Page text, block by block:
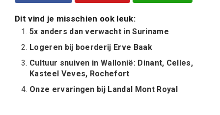
Dit vind je misschien ook leuk:
5x anders dan verwacht in Suriname
Logeren bij boerderij Erve Baak
Cultuur snuiven in Wallonië: Dinant, Celles,
Kasteel Veves, Rochefort
Onze ervaringen bij Landal Mont Royal